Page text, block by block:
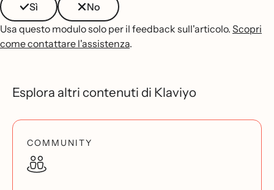
Sì
No
Usa questo modulo solo per il feedback sull'articolo. Scopri
come contattare l'assistenza.
Esplora altri contenuti di Klaviyo
COMMUNITY